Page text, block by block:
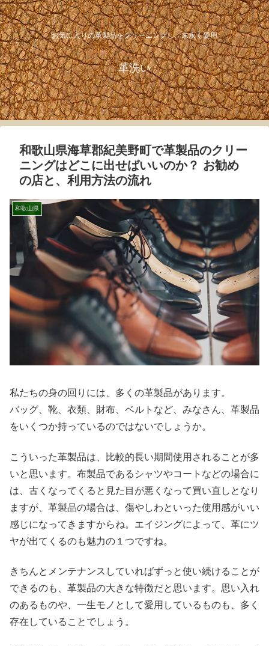
お気に入りの革製品をクリーニングし、末永く愛用
革洗い
和歌山県海草郡紀美野町で革製品のクリー
ニングはどこに出せばいいのか？ お勧め
の店と、利用方法の流れ
和歌山県
私たちの身の回りには、多くの革製品があります。
バッグ、靴、衣類、財布、ベルトなど、みなさん、革製品
をいくつか持っているのではないでしょうか。
こういった革製品は、比較的長い期間使用されることが多
いと思います。布製品であるシャツやコートなどの場合に
は、古くなってくると見た目が悪くなって買い直しとなり
ますが、革製品の場合は、傷やしわといった使用感がいい
感じになってきますからね。エイジングによって、革にツ
ヤが出てくるのも魅力の１つですね。
きちんとメンテナンスしていればずっと使い続けることが
できるのも、革製品の大きな特徴だと思います。思い入れ
のあるものや、一生モノとして愛用しているものも、多く
存在していることでしょう。